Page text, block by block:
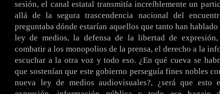
sesión, el canal estatal transmitía increíblemente un
allá de la segura trascendencia nacional del
preguntaba dónde estarían aquellos que tanto han
ley de medios, la defensa de la libertad de
combatir a los monopolios de la prensa, el derecho a la
escuchar a la otra voz y todo eso. ¿En qué cueva se
que sostenían que este gobierno perseguía fines nobles
nueva ley de medios audiovisuales?, ¿será que esto